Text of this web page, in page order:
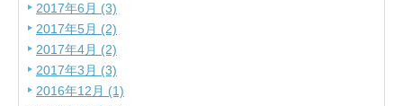
2017年6月 (3)
2017年5月 (2)
2017年4月 (2)
2017年3月 (3)
2016年12月 (1)